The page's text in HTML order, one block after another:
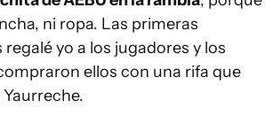
ni ropa. Las primeras
yo a los jugadores y los
ellos con una rifa que